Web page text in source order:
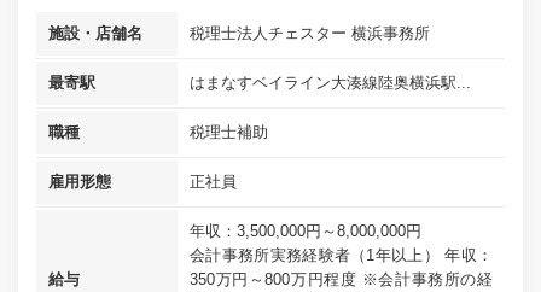
施設・店舗名 税理士法人チェスター 横浜事務所
最寄駅 はまなすベイライン大湊線陸奥横浜駅...
職種 税理士補助
雇用形態 正社員
給与
年収：3,500,000円～8,000,000円
会計事務所実務経験者（1年以上） 年収：
350万円～800万円程度 ※会計事務所の経